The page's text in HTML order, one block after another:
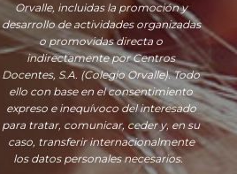
Orvalle, incluidas la promoción y
desarrollo de actividades organizadas
o promovidas directa o
indirectamente por Centros
Docentes, S.A. (Colegio Orvalle). Todo
ello con base en el consentimiento
expreso e inequívoco del interesado
para tratar, comunicar, ceder y, en su
caso, transferir internacionalmente
los datos personales necesarios.